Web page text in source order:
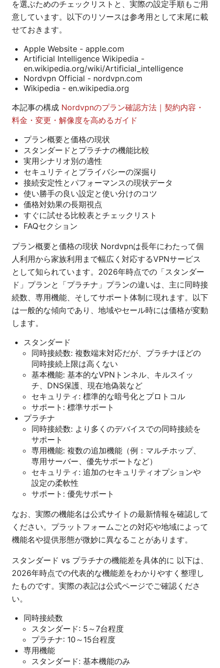
を選ぶためのチェックリストと、実際の設定手順もご用
意しています。以下のリソースは参考用として末尾に載
せておきます。
Apple Website - apple.com
Artificial Intelligence Wikipedia -
en.wikipedia.org/wiki/Artificial_intelligence
Nordvpn Official - nordvpn.com
Wikipedia - en.wikipedia.org
本記事の構成 Nordvpnのプラン確認方法｜契約内容・
料金・変更・解像度を高めるガイド
プラン概要と価格の現状
スタンダードとプラチナの機能比較
実用シナリオ別の適性
セキュリティとプライバシーの深掘り
接続安定性とパフォーマンスの現状データ
使い勝手の良い設定と使い分けのコツ
価格対効果の長期視点
すぐに試せる比較表とチェックリスト
FAQセクション
プラン概要と価格の現状 Nordvpnは長年にわたって個
人利用から家族利用まで幅広く対応するVPNサービス
として知られています。2026年時点での「スタンダー
ド」プランと「プラチナ」プランの違いは、主に同時接
続数、専用機能、そしてサポート体制に現れます。以下
は一般的な傾向であり、地域やセール時には価格が変動
します。
スタンダード
同時接続数: 複数端末対応だが、プラチナほどの
同時接続上限は高くない
基本機能: 基本的なVPNトンネル、キルスイッ
チ、DNS保護、現在地偽装など
セキュリティ: 標準的な暗号化とプロトコル
サポート: 標準サポート
プラチナ
同時接続数: より多くのデバイスでの同時接続を
サポート
専用機能: 複数の追加機能（例：マルチホップ、
専用サーバー、優先サポートなど）
セキュリティ: 追加のセキュリティオプションや
設定の柔軟性
サポート: 優先サポート
なお、実際の機能名は公式サイトの最新情報を確認して
ください。プラットフォームごとの対応や地域によって
機能名や提供形態が微妙に異なることがあります。
スタンダード vs プラチナの機能差を具体的に 以下は、
2026年時点での代表的な機能差をわかりやすく整理し
たものです。実際の表記は公式ページでご確認くださ
い。
同時接続数
スタンダード: 5～7台程度
プラチナ: 10～15台程度
専用機能
スタンダード: 基本機能のみ